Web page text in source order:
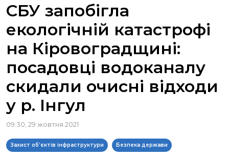
ВІДЕОГАЛЕРЕЯ
КОНТАКТИ ПРЕСЦЕНТРУ
СБУ запобігла
екологічній катастрофі
на Кіровоградщині:
посадовці водоканалу
скидали очисні відходи
у р. Інгул
09:30, 29 жовтня 2021
Захист об’єктів інфраструктури Безпека держави